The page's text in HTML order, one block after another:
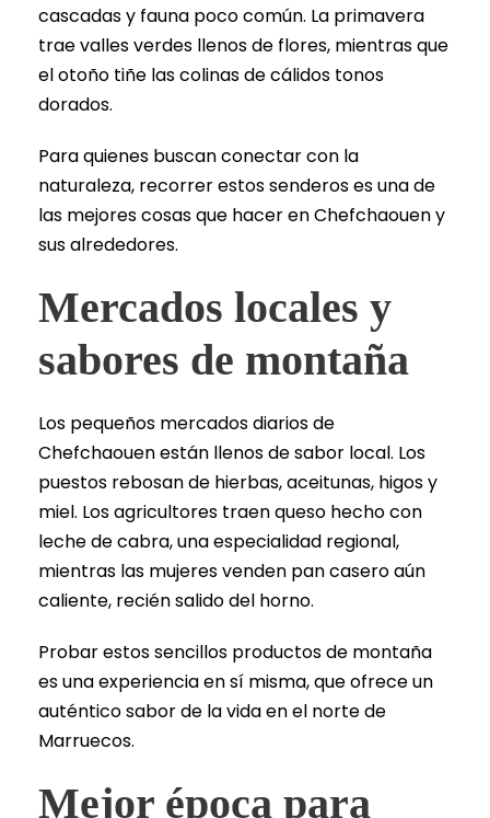
cascadas y fauna poco común. La primavera
trae valles verdes llenos de flores, mientras que
el otoño tiñe las colinas de cálidos tonos
dorados.
Para quienes buscan conectar con la
naturaleza, recorrer estos senderos es una de
las mejores cosas que hacer en Chefchaouen y
sus alrededores.
Mercados locales y
sabores de montaña
Los pequeños mercados diarios de
Chefchaouen están llenos de sabor local. Los
puestos rebosan de hierbas, aceitunas, higos y
miel. Los agricultores traen queso hecho con
leche de cabra, una especialidad regional,
mientras las mujeres venden pan casero aún
caliente, recién salido del horno.
Probar estos sencillos productos de montaña
es una experiencia en sí misma, que ofrece un
auténtico sabor de la vida en el norte de
Marruecos.
Mejor época para